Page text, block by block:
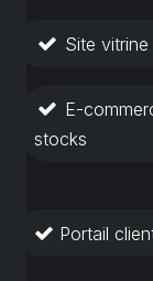
Site
E-
stocks
Portail